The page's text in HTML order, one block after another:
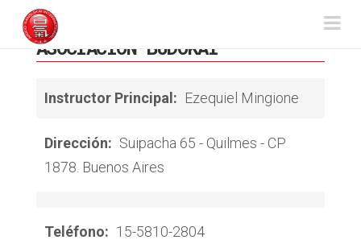
Aikido
Sansuikai
ASOCIACIÓN BUDOKAI
Instructor Principal: Ezequiel Mingione
Dirección: Suipacha 65 - Quilmes - CP
1878. Buenos Aires
Teléfono: 15-5810-2804